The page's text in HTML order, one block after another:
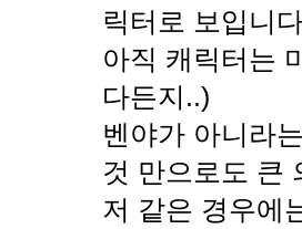
릭터로 보입니
아직 캐릭터는
다든지..)
벤야가 아니라
것 만으로도 큰
저 같은 경우에